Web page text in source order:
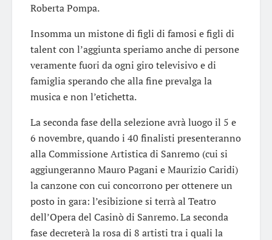
Roberta Pompa.
Insomma un mistone di figli di famosi e figli di
talent con l’aggiunta speriamo anche di persone
veramente fuori da ogni giro televisivo e di
famiglia sperando che alla fine prevalga la
musica e non l’etichetta.
La seconda fase della selezione avrà luogo il 5 e
6 novembre, quando i 40 finalisti presenteranno
alla Commissione Artistica di Sanremo (cui si
aggiungeranno Mauro Pagani e Maurizio Caridi)
la canzone con cui concorrono per ottenere un
posto in gara: l’esibizione si terrà al Teatro
dell’Opera del Casinò di Sanremo. La seconda
fase decreterà la rosa di 8 artisti tra i quali la